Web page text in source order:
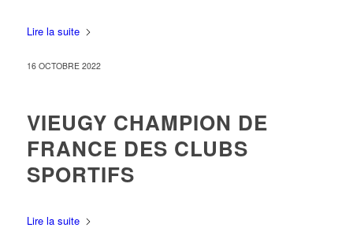
Lire la suite
16 OCTOBRE 2022
VIEUGY CHAMPION DE
FRANCE DES CLUBS
SPORTIFS
Lire la suite